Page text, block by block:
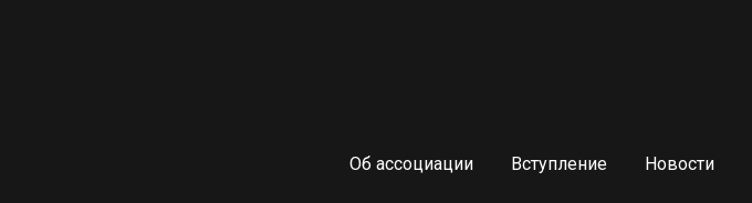
Об ассоциации Вступление Новости